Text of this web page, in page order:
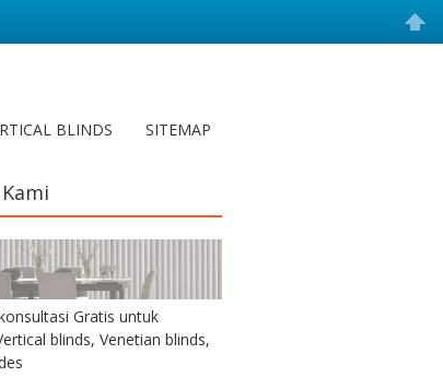
BLINDS SITEMAP
Gratis untuk
blinds, Venetian blinds,